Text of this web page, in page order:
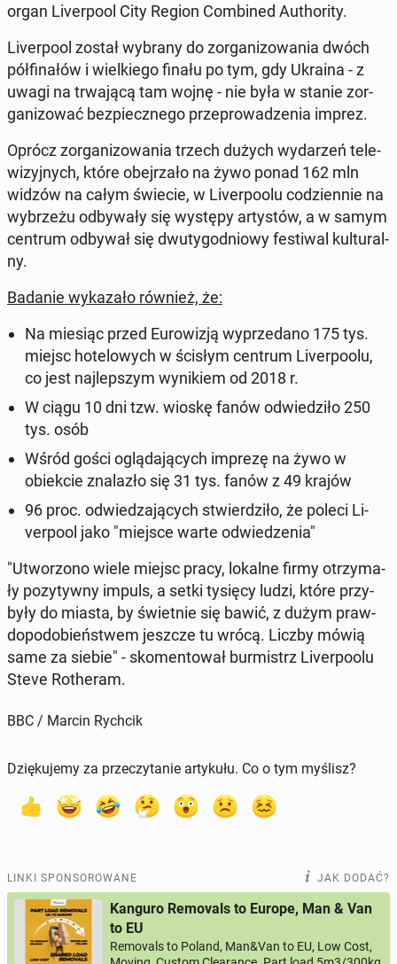
organ Li­ver­po­ol City Region Com­bi­ned Au­tho­ri­ty.
Li­ver­po­ol został wybrany do zor­ga­ni­zo­wa­nia dwóch
pół­fi­na­łów i wiel­kie­go finału po tym, gdy Ukraina - z
uwagi na trwa­ją­cą tam wojnę - nie była w stanie zor­
ga­ni­zo­wać bez­piecz­ne­go prze­pro­wa­dze­nia imprez.
Oprócz zor­ga­ni­zo­wa­nia trzech dużych wy­da­rzeń te­le­
wi­zyj­nych, które obej­rza­ło na żywo ponad 162 mln
widzów na całym świecie, w Li­ver­po­olu co­dzien­nie na
wy­brze­żu od­by­wa­ły się występy ar­ty­stów, a w samym
centrum odbywał się dwu­ty­go­dnio­wy fe­sti­wal kul­tu­ral­
ny.
Badanie wy­ka­za­ło również, że:
Na miesiąc przed Eu­ro­wi­zją wy­prze­da­no 175 tys.
miejsc ho­te­lo­wych w ścisłym centrum Li­ver­po­olu,
co jest naj­lep­szym wy­ni­kiem od 2018 r.
W ciągu 10 dni tzw. wioskę fanów od­wie­dzi­ło 250
tys. osób
Wśród gości oglą­da­ją­cych imprezę na żywo w
obiek­cie zna­la­zło się 31 tys. fanów z 49 krajów
96 proc. od­wie­dza­ją­cych stwier­dzi­ło, że poleci Li­
ver­po­ol jako "miejsce warte od­wie­dze­nia"
"Utwo­rzo­no wiele miejsc pracy, lokalne firmy otrzy­ma­
ły po­zy­tyw­ny impuls, a setki tysięcy ludzi, które przy­
by­ły do miasta, by świet­nie się bawić, z dużym praw­
do­po­do­bień­stwem jeszcze tu wrócą. Liczby mówią
same za siebie" - sko­men­to­wał bur­mistrz Li­ver­po­olu
Steve Ro­the­ram.
BBC / Marcin Rychcik
Dziękujemy za przeczytanie artykułu. Co o tym myślisz?
LINKI SPONSOROWANE JAK DODAĆ?
Kanguro Removals to Europe, Man & Van
to EU
Removals to Poland, Man&Van to EU, Low Cost,